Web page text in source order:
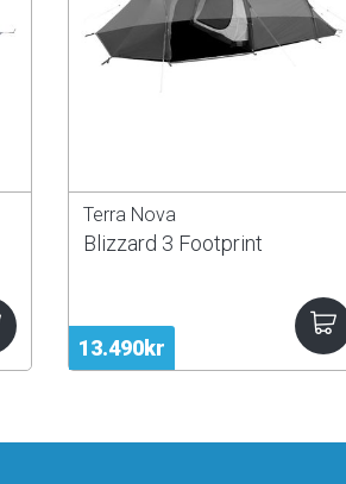
13.490kr
Terra Nova
Blizzard 3 Footprint